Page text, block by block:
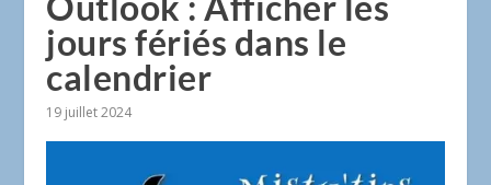
jours fériés dans le
calendrier
19 juillet 2024